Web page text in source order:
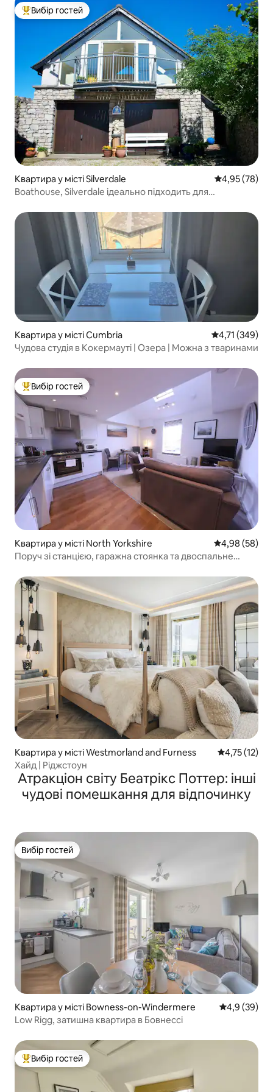
Топ вибір гостей
Вибір гостей
Квартира у місті Silverdale Середня
4,95 (78)
Boathouse, Silverdale ідеально підходить для
Квартира у місті Cumbria Середня
4,71 (349)
Чудова студія в Кокермауті | Озера | Можна з тваринами
Топ вибір гостей
Вибір гостей
Квартира у місті North Yorkshire Середня
4,98 (58)
Поруч зі станцією, гаражна стоянка та двоспальне
Квартира у місті Westmorland and Furness Середня
4,75 (12)
Хайд | Ріджстоун
Атракціон світу Беатрікс Поттер: інші
чудові помешкання для відпочинку
Вибір гостей
Вибір гостей
Квартира у місті Bowness-on-Windermere Середня
4,9 (39)
Low Rigg, затишна квартира в Бовнессі
Топ вибір гостей
Вибір гостей